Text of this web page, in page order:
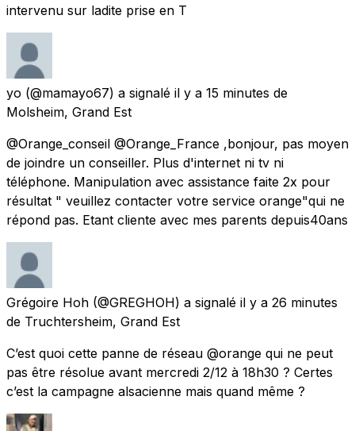
intervenu sur ladite prise en T
yo (@mamayo67) a signalé il y a 15 minutes de
Molsheim, Grand Est
@Orange_conseil @Orange_France ,bonjour, pas moyen
de joindre un conseiller. Plus d'internet ni tv ni
téléphone. Manipulation avec assistance faite 2x pour
résultat " veuillez contacter votre service orange"qui ne
répond pas. Etant cliente avec mes parents depuis40ans
Grégoire Hoh (@GREGHOH) a signalé il y a 26 minutes
de Truchtersheim, Grand Est
C’est quoi cette panne de réseau @orange qui ne peut
pas être résolue avant mercredi 2/12 à 18h30 ? Certes
c’est la campagne alsacienne mais quand même ?